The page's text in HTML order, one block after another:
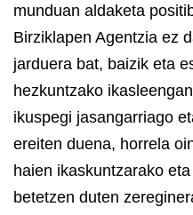
munduan aldaketa
Birziklapen Agentzia ez
jarduera bat, baizik eta
hezkuntzako
ikuspegi jasangarriago
ereiten duena, horrela
haien ikaskuntzarako
betetzen duten